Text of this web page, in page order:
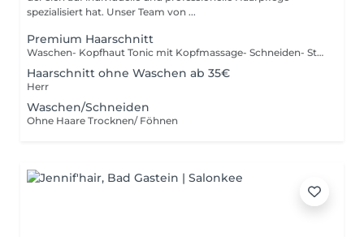
spezialisiert hat. Unser Team von ...
Premium Haarschnitt
Waschen- Kopfhaut Tonic mit Kopfmassage- Schneiden- Styling
Haarschnitt ohne Waschen ab 35€
Herr
Waschen/Schneiden
Ohne Haare Trocknen/ Föhnen